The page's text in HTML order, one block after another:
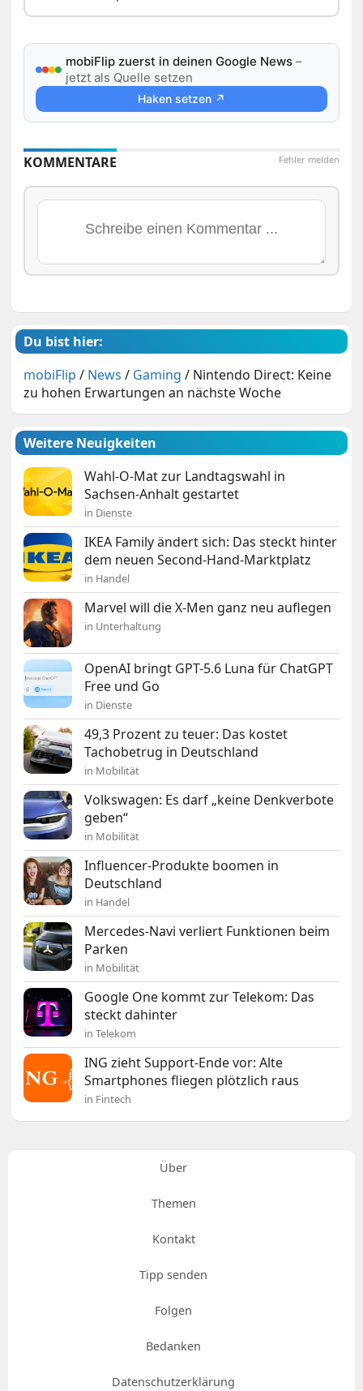
mobiFlip zuerst in deinen Google News –
jetzt als Quelle setzen
Haken setzen ↗
Fehler melden
KOMMENTARE
Du bist hier:
mobiFlip / News / Gaming / Nintendo Direct: Keine
zu hohen Erwartungen an nächste Woche
Weitere Neuigkeiten
Wahl-O-Mat zur Landtagswahl in
Sachsen-Anhalt gestartet
in Dienste
IKEA Family ändert sich: Das steckt hinter
dem neuen Second-Hand-Marktplatz
in Handel
Marvel will die X-Men ganz neu auflegen
in Unterhaltung
OpenAI bringt GPT-5.6 Luna für ChatGPT
Free und Go
in Dienste
49,3 Prozent zu teuer: Das kostet
Tachobetrug in Deutschland
in Mobilität
Volkswagen: Es darf „keine Denkverbote
geben“
in Mobilität
Influencer-Produkte boomen in
Deutschland
in Handel
Mercedes-Navi verliert Funktionen beim
Parken
in Mobilität
Google One kommt zur Telekom: Das
steckt dahinter
in Telekom
ING zieht Support-Ende vor: Alte
Smartphones fliegen plötzlich raus
in Fintech
Über
Themen
Kontakt
Tipp senden
Folgen
Bedanken
Datenschutzerklärung